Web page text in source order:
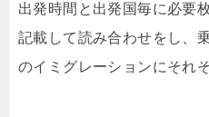
出発時間と出発国毎に必要
記載して読み合わせをし、
のイミグレーションにそれ